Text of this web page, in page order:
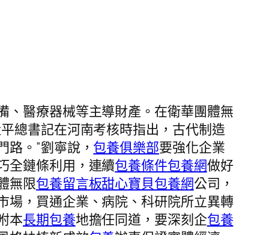
醫療器械等主導財產。在衛華團體無
總書記在河南考核時指出，古代制造
。”劉寧說， 包養俱樂部要強化企業
全鏈條利用，連續包養條件包養網做好
無限包養留言板甜心寶貝包養網公司，
場，買通企業、病院、科研院所立異轉
本長期包養地擔任同道，要深刻企包養